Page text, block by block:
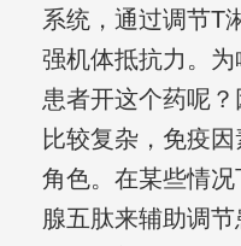
系统，通过调节T
强机体抵抗力。
患者开这个药呢
比较复杂，免疫
角色。在某些情
腺五肽来辅助调